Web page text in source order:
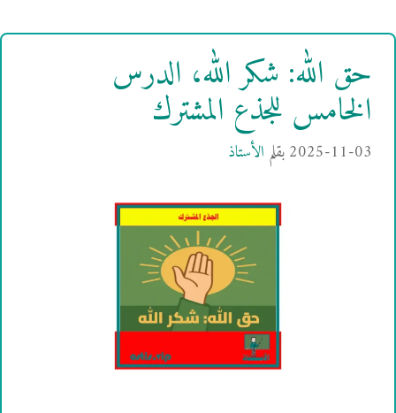
حق الله: شكر الله، الدرس
الخامس للجذع المشترك
2025-11-03بقلم الأستاذ